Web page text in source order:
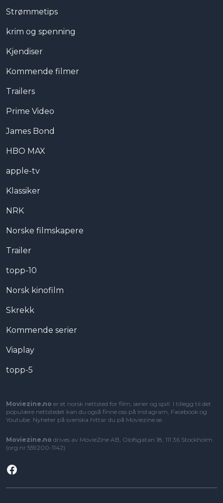
Strømmetips
krim og spenning
Kjendiser
Kommende filmer
Trailers
Prime Video
James Bond
HBO MAX
apple-tv
Klassiker
NRK
Norske filmskapere
Trailer
topp-10
Norsk kinofilm
Skrekk
Kommende serier
Viaplay
topp-5
Moviezine.no er et norsk nettsted for film, serier og spill. I tillegg til det
populære nettstedet kan du også finne oss på Instagram, Facebook og
Youtube. Nyheter på svenska hittar du på Moviezine.se.
Moviezine.no drives av MovieZine AB, Olofsgatan 18, 111 36 Stockholm
(org.nr 559200-1142).
Facebook